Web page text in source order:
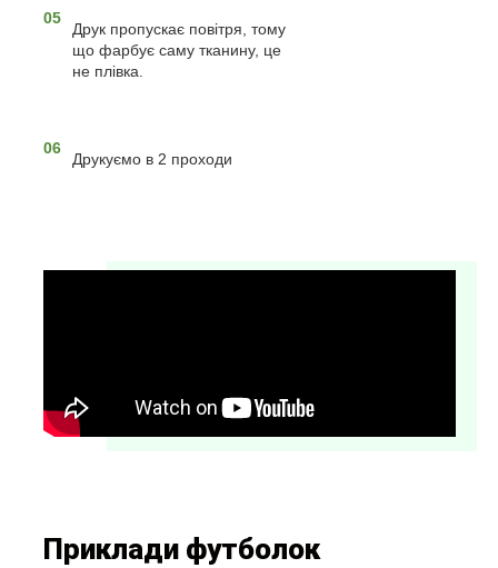
05
Друк пропускає повітря, тому
що фарбує саму тканину, це
не плівка.
06
Друкуємо в 2 проходи
Приклади футболок